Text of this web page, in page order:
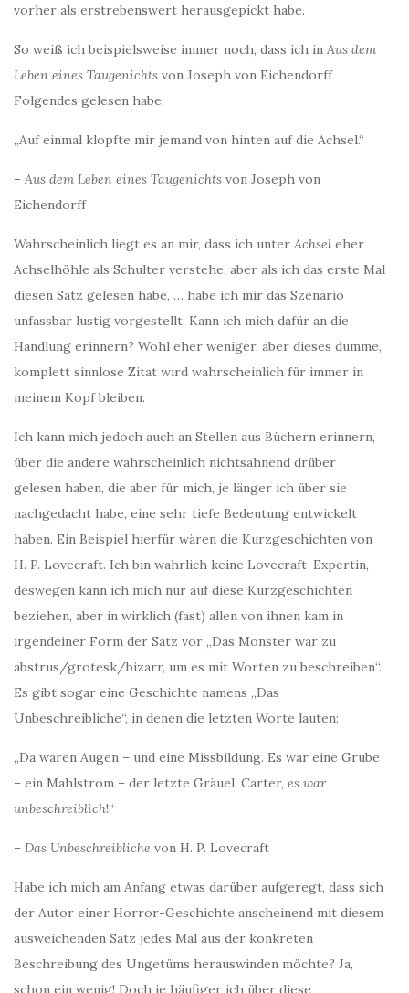
vorher als erstrebenswert herausgepickt habe.
So weiß ich beispielsweise immer noch, dass ich in Aus dem
Leben eines Taugenichts von Joseph von Eichendorff
Folgendes gelesen habe:
„Auf einmal klopfte mir jemand von hinten auf die Achsel.“
– Aus dem Leben eines Taugenichts von Joseph von
Eichendorff
Wahrscheinlich liegt es an mir, dass ich unter Achsel eher
Achselhöhle als Schulter verstehe, aber als ich das erste Mal
diesen Satz gelesen habe, … habe ich mir das Szenario
unfassbar lustig vorgestellt. Kann ich mich dafür an die
Handlung erinnern? Wohl eher weniger, aber dieses dumme,
komplett sinnlose Zitat wird wahrscheinlich für immer in
meinem Kopf bleiben.
Ich kann mich jedoch auch an Stellen aus Büchern erinnern,
über die andere wahrscheinlich nichtsahnend drüber
gelesen haben, die aber für mich, je länger ich über sie
nachgedacht habe, eine sehr tiefe Bedeutung entwickelt
haben. Ein Beispiel hierfür wären die Kurzgeschichten von
H. P. Lovecraft. Ich bin wahrlich keine Lovecraft-Expertin,
deswegen kann ich mich nur auf diese Kurzgeschichten
beziehen, aber in wirklich (fast) allen von ihnen kam in
irgendeiner Form der Satz vor „Das Monster war zu
abstrus/grotesk/bizarr, um es mit Worten zu beschreiben“.
Es gibt sogar eine Geschichte namens „Das
Unbeschreibliche“, in denen die letzten Worte lauten:
„Da waren Augen – und eine Missbildung. Es war eine Grube
– ein Mahlstrom – der letzte Gräuel. Carter, es war
unbeschreiblich!“
– Das Unbeschreibliche von H. P. Lovecraft
Habe ich mich am Anfang etwas darüber aufgeregt, dass sich
der Autor einer Horror-Geschichte anscheinend mit diesem
ausweichenden Satz jedes Mal aus der konkreten
Beschreibung des Ungetüms herauswinden möchte? Ja,
schon ein wenig! Doch je häufiger ich über diese